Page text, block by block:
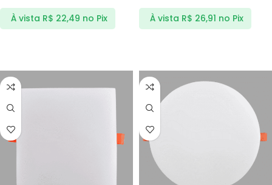
À vista R$ 22,49 no Pix À vista R$ 26,91 no Pix